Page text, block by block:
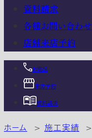
資料請求
各種お問い合わせ
店舗来店予約
お電話
来店予約
資料請求
ホーム > 施工実績 >